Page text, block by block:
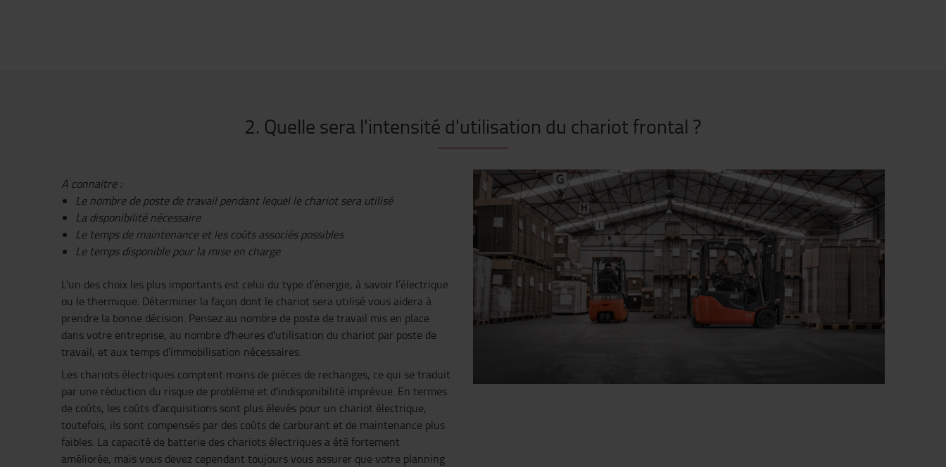
2. Quelle sera l'intensité d'utilisation du chariot frontal ?
A connaitre :
Le nombre de poste de travail pendant lequel le chariot sera utilisé
La disponibilité nécessaire
Le temps de maintenance et les coûts associés possibles
Le temps disponible pour la mise en charge
L'un des choix les plus importants est celui du type d’énergie, à savoir l’électrique
ou le thermique. Déterminer la façon dont le chariot sera utilisé vous aidera à
prendre la bonne décision. Pensez au nombre de poste de travail mis en place
dans votre entreprise, au nombre d'heures d'utilisation du chariot par poste de
travail, et aux temps d’immobilisation nécessaires.
Les chariots électriques comptent moins de pièces de rechanges, ce qui se traduit
par une réduction du risque de problème et d'indisponibilité imprévue. En termes
de coûts, les coûts d’acquisitions sont plus élevés pour un chariot électrique,
toutefois, ils sont compensés par des coûts de carburant et de maintenance plus
faibles. La capacité de batterie des chariots électriques a été fortement
améliorée, mais vous devez cependant toujours vous assurer que votre planning